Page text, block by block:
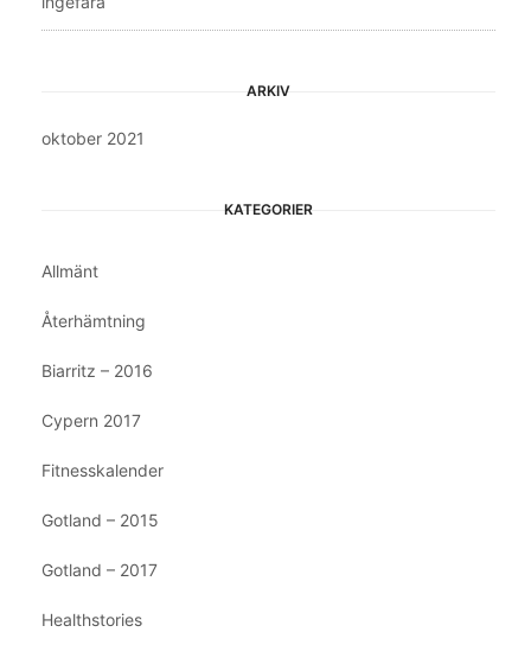
ARKIV
oktober 2021
KATEGORIER
Allmänt
Återhämtning
Biarritz – 2016
Cypern 2017
Fitnesskalender
Gotland – 2015
Gotland – 2017
Healthstories